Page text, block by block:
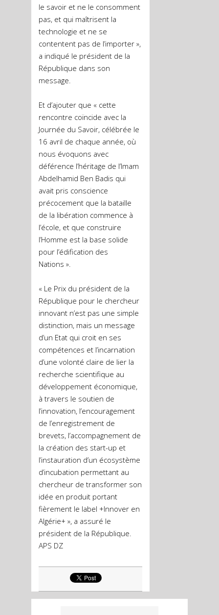
le savoir et ne le consomment
pas, et qui maîtrisent la
technologie et ne se
contentent pas de l’importer »,
a indiqué le président de la
République dans son
message.
Et d’ajouter que « cette
rencontre coïncide avec la
Journée du Savoir, célébrée le
16 avril de chaque année, où
nous évoquons avec
déférence l’héritage de l’Imam
Abdelhamid Ben Badis qui
avait pris conscience
précocement que la bataille
de la libération commence à
l’école, et que construire
l’Homme est la base solide
pour l’édification des
Nations ».
« Le Prix du président de la
République pour le chercheur
innovant n’est pas une simple
distinction, mais un message
d’un Etat qui croit en ses
compétences et l’incarnation
d’une volonté claire de lier la
recherche scientifique au
développement économique,
à travers le soutien de
l’innovation, l’encouragement
de l’enregistrement de
brevets, l’accompagnement de
la création des start-up et
l’instauration d’un écosystème
d’incubation permettant au
chercheur de transformer son
idée en produit portant
fièrement le label +Innover en
Algérie+ », a assuré le
président de la République.
APS DZ